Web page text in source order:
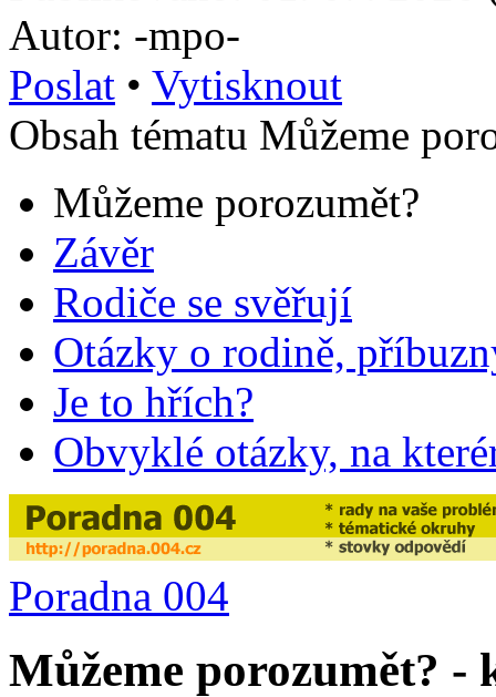
Autor: -mpo-
Poslat • Vytisknout
Obsah tématu Můžeme
Můžeme porozumět?
Závěr
Rodiče se svěřují
Otázky o rodině,
Je to hřích?
Obvyklé otázky, na
Poradna 004
Můžeme porozumět? -